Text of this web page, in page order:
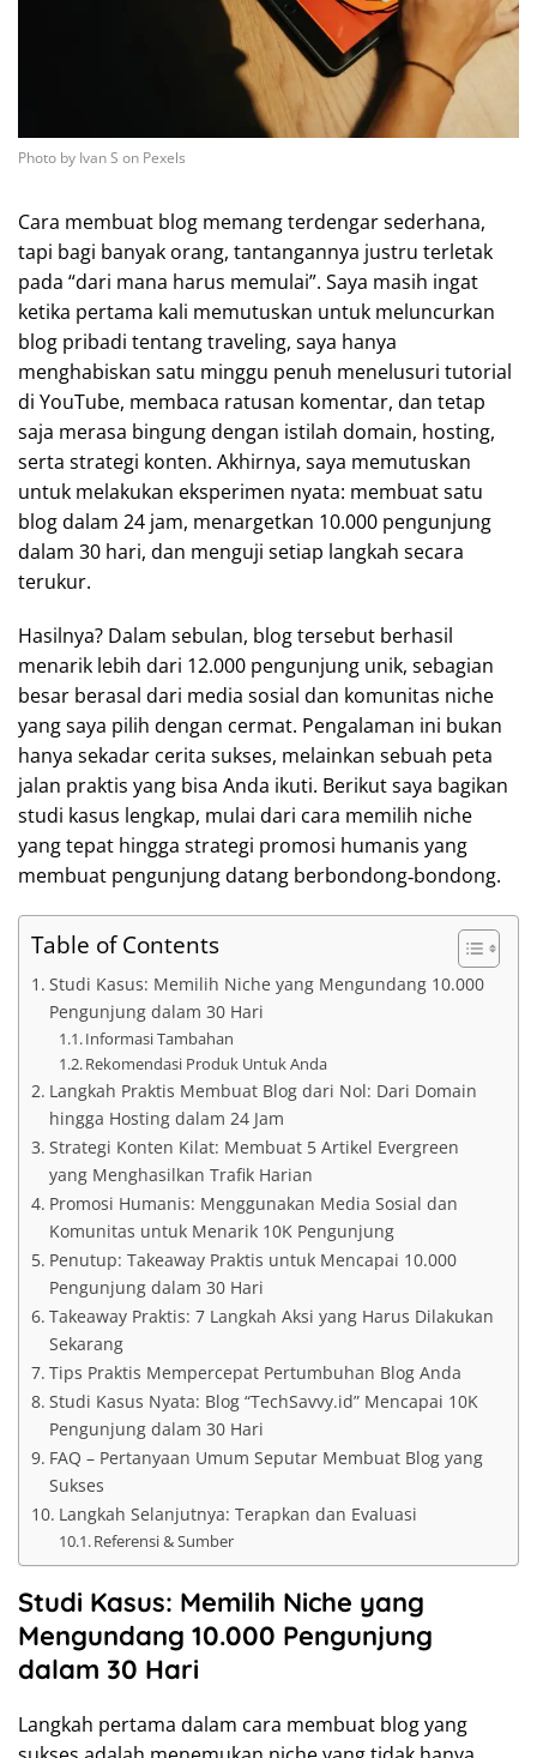
Photo by Ivan S on Pexels
Cara membuat blog memang terdengar sederhana,
tapi bagi banyak orang, tantangannya justru terletak
pada “dari mana harus memulai”. Saya masih ingat
ketika pertama kali memutuskan untuk meluncurkan
blog pribadi tentang traveling, saya hanya
menghabiskan satu minggu penuh menelusuri tutorial
di YouTube, membaca ratusan komentar, dan tetap
saja merasa bingung dengan istilah domain, hosting,
serta strategi konten. Akhirnya, saya memutuskan
untuk melakukan eksperimen nyata: membuat satu
blog dalam 24 jam, menargetkan 10.000 pengunjung
dalam 30 hari, dan menguji setiap langkah secara
terukur.
Hasilnya? Dalam sebulan, blog tersebut berhasil
menarik lebih dari 12.000 pengunjung unik, sebagian
besar berasal dari media sosial dan komunitas niche
yang saya pilih dengan cermat. Pengalaman ini bukan
hanya sekadar cerita sukses, melainkan sebuah peta
jalan praktis yang bisa Anda ikuti. Berikut saya bagikan
studi kasus lengkap, mulai dari cara memilih niche
yang tepat hingga strategi promosi humanis yang
membuat pengunjung datang berbondong‑bondong.
Table of Contents
Studi Kasus: Memilih Niche yang Mengundang 10.000
Pengunjung dalam 30 Hari
Informasi Tambahan
Rekomendasi Produk Untuk Anda
Langkah Praktis Membuat Blog dari Nol: Dari Domain
hingga Hosting dalam 24 Jam
Strategi Konten Kilat: Membuat 5 Artikel Evergreen
yang Menghasilkan Trafik Harian
Promosi Humanis: Menggunakan Media Sosial dan
Komunitas untuk Menarik 10K Pengunjung
Penutup: Takeaway Praktis untuk Mencapai 10.000
Pengunjung dalam 30 Hari
Takeaway Praktis: 7 Langkah Aksi yang Harus Dilakukan
Sekarang
Tips Praktis Mempercepat Pertumbuhan Blog Anda
Studi Kasus Nyata: Blog “TechSavvy.id” Mencapai 10K
Pengunjung dalam 30 Hari
FAQ – Pertanyaan Umum Seputar Membuat Blog yang
Sukses
Langkah Selanjutnya: Terapkan dan Evaluasi
Referensi & Sumber
Studi Kasus: Memilih Niche yang
Mengundang 10.000 Pengunjung
dalam 30 Hari
Langkah pertama dalam cara membuat blog yang